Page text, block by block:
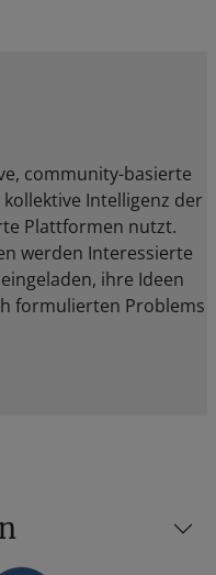
community-basierte
Intelligenz der
Plattformen nutzt.
werden Interessierte
ihre Ideen
formulierten Problems